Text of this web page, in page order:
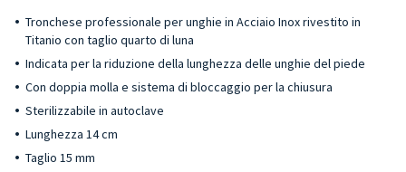
Tronchese professionale per unghie in Acciaio Inox rivestito in
Titanio con taglio quarto di luna
Indicata per la riduzione della lunghezza delle unghie del piede
Con doppia molla e sistema di bloccaggio per la chiusura
Sterilizzabile in autoclave
Lunghezza 14 cm
Taglio 15 mm